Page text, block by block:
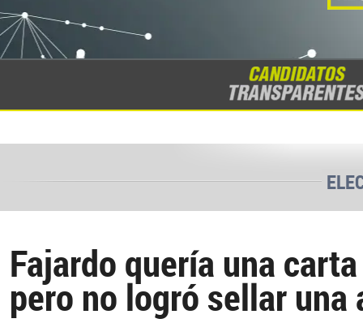
Fajardo quería una
pero no logró sellar una